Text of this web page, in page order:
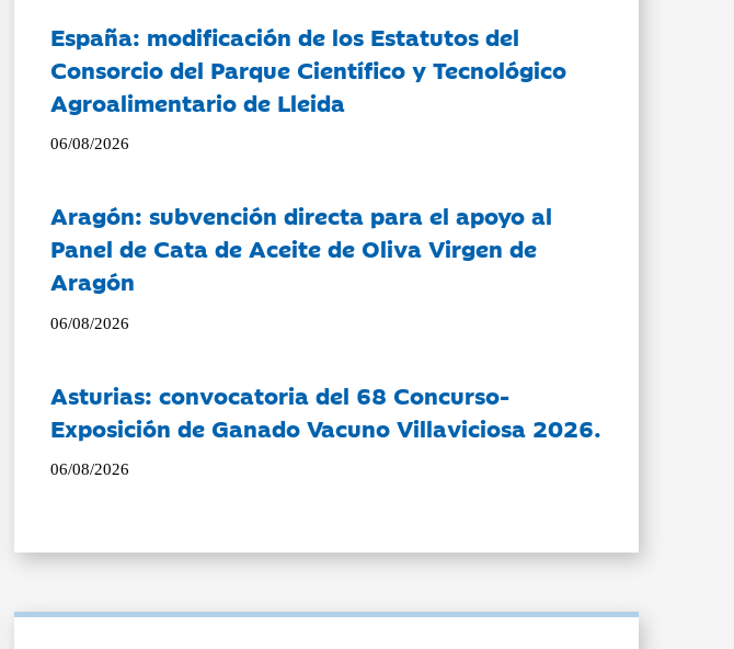
España: modificación de los Estatutos del
Consorcio del Parque Científico y Tecnológico
Agroalimentario de Lleida
06/08/2026
Aragón: subvención directa para el apoyo al
Panel de Cata de Aceite de Oliva Virgen de
Aragón
06/08/2026
Asturias: convocatoria del 68 Concurso-
Exposición de Ganado Vacuno Villaviciosa 2026.
06/08/2026